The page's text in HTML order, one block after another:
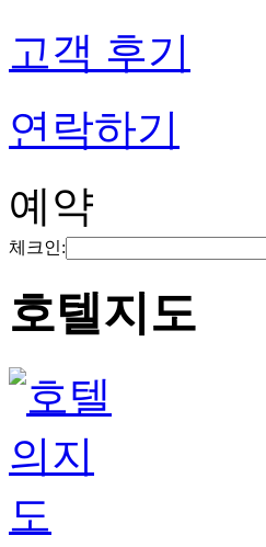
고객 후기
연락하기
예약
체크인:
호텔지도